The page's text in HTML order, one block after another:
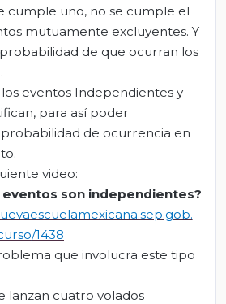
cumple uno, no se cumple el
mutuamente excluyentes. Y
de que ocurran los
eventos Independientes y
para así poder
de ocurrencia en
video:
eventos son independientes?
1438
que involucra este tipo
lanzan cuatro volados